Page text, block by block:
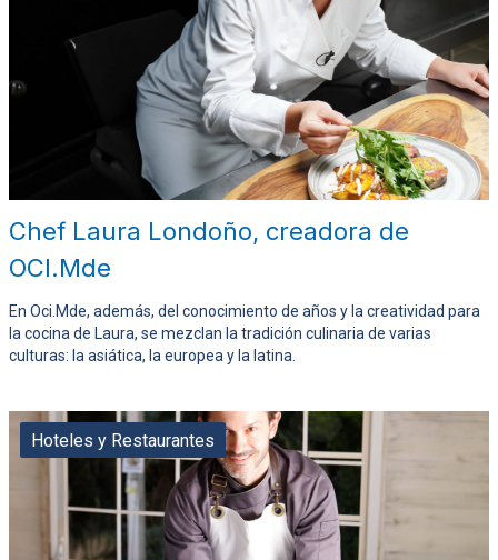
Chef Laura Londoño, creadora de
OCI.Mde
En Oci.Mde, además, del conocimiento de años y la creatividad para
la cocina de Laura, se mezclan la tradición culinaria de varias
culturas: la asiática, la europea y la latina.
Hoteles y Restaurantes